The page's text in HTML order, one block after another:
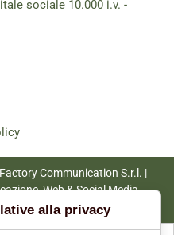
sociale 10.000 i.v. -
Communication S.r.l. |
Web & Social Media
alla privacy